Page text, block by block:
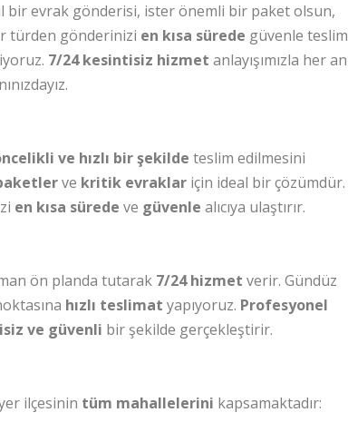
bir evrak gönderisi, ister önemli bir paket olsun,
türden gönderinizi en kısa sürede güvenle teslim
7/24 kesintisiz hizmet anlayışımızla her an
ve hızlı bir şekilde teslim edilmesini
ve kritik evraklar için ideal bir çözümdür.
en kısa sürede ve güvenle alıcıya ulaştırır.
ön planda tutarak 7/24 hizmet verir. Gündüz
hızlı teslimat yapıyoruz. Profesyonel
ve güvenli bir şekilde gerçekleştirir.
ilçesinin tüm mahallelerini kapsamaktadır: